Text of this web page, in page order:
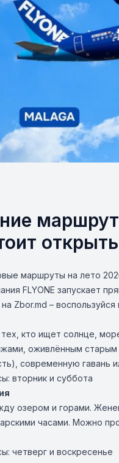
открыть
маршруты на лето
FLYONE запускает
Zbor.md –
кто ищет солнце,
оживлённым
современную гавань
вторник и суббота
озером и горами.
часами. Можно
четверг и воскресенье